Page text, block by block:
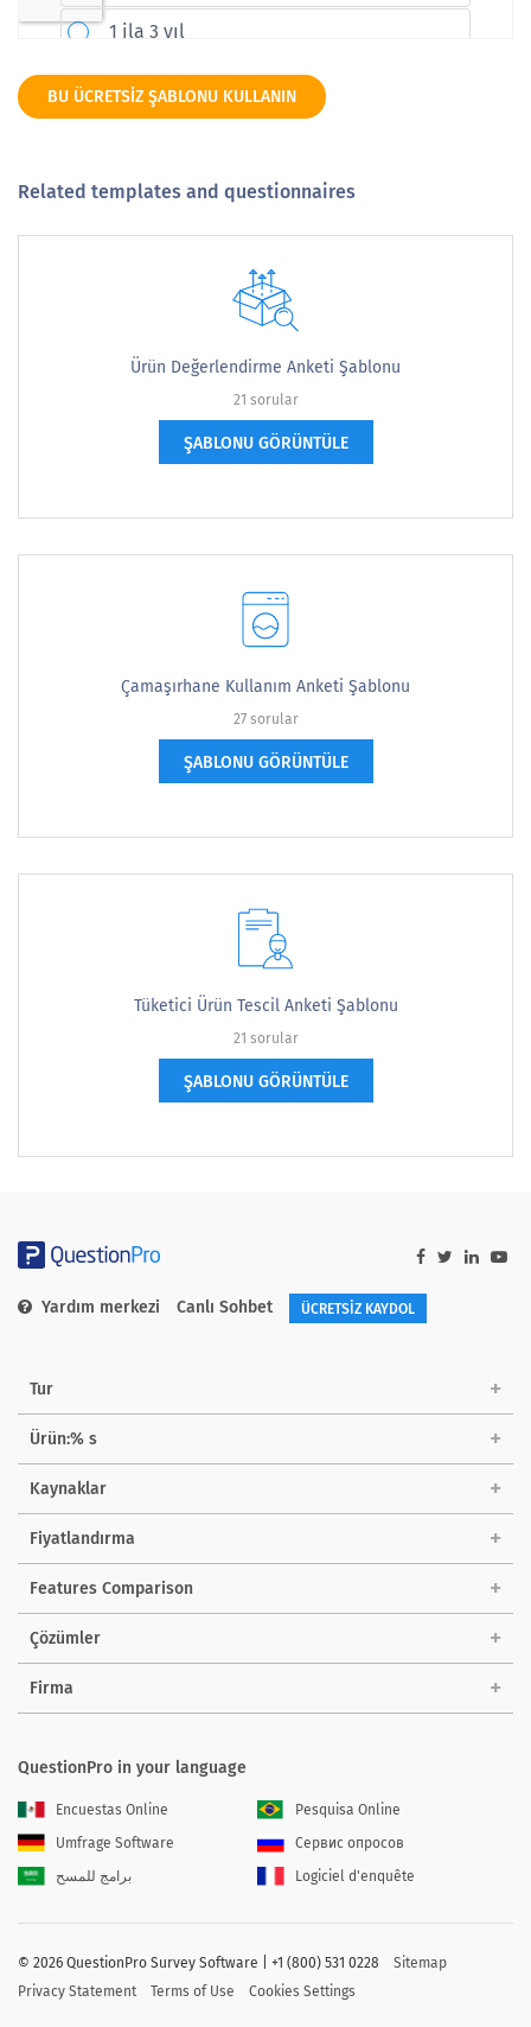
BU ÜCRETSIZ ŞABLONU KULLANIN
Related templates and questionnaires
Ürün Değerlendirme Anketi Şablonu
21 sorular
ŞABLONU GÖRÜNTÜLE
Çamaşırhane Kullanım Anketi Şablonu
27 sorular
ŞABLONU GÖRÜNTÜLE
Tüketici Ürün Tescil Anketi Şablonu
21 sorular
ŞABLONU GÖRÜNTÜLE
Yardım merkezi Canlı Sohbet ÜCRETSİZ KAYDOL
Tur
Ürün:% s
Kaynaklar
Fiyatlandırma
Features Comparison
Çözümler
Firma
QuestionPro in your language
Encuestas Online
Pesquisa Online
Umfrage Software
Сервис опросов
برامج للمسح
Logiciel d'enquête
© 2026 QuestionPro Survey Software | +1 (800) 531 0228
Sitemap
Privacy Statement
Terms of Use Cookies Settings